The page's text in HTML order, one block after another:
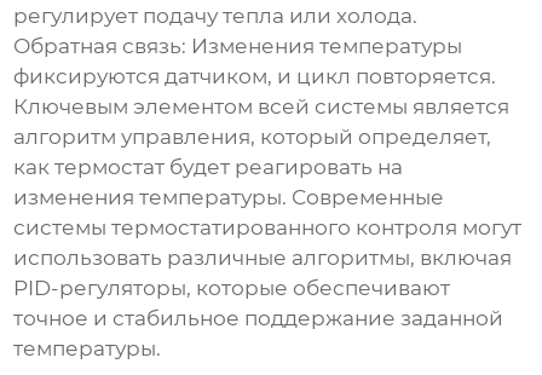
регулирует подачу тепла или холода.
Обратная связь: Изменения температуры
фиксируются датчиком, и цикл повторяется.
Ключевым элементом всей системы является
алгоритм управления, который определяет,
как термостат будет реагировать на
изменения температуры. Современные
системытермостатированного контроля могут
использовать различные алгоритмы, включая
PID-регуляторы, которые обеспечивают
точное и стабильное поддержание заданной
температуры.